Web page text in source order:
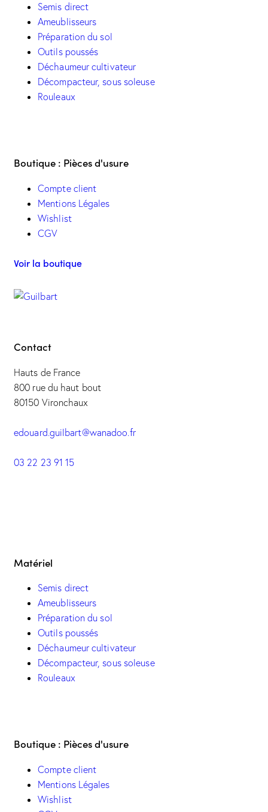
Semis direct
Ameublisseurs
Préparation du sol
Outils poussés
Déchaumeur cultivateur
Décompacteur, sous soleuse
Rouleaux
Boutique : Pièces d'usure
Compte client
Mentions Légales
Wishlist
CGV
Voir la boutique
Contact
Hauts de France
800 rue du haut bout
80150 Vironchaux
edouard.guilbart@wanadoo.fr
03 22 23 91 15
Matériel
Semis direct
Ameublisseurs
Préparation du sol
Outils poussés
Déchaumeur cultivateur
Décompacteur, sous soleuse
Rouleaux
Boutique : Pièces d'usure
Compte client
Mentions Légales
Wishlist